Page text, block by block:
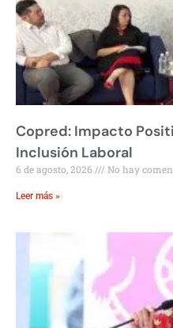
Copred: Impacto
Inclusión Laboral
6 de agosto, 2026 No hay
Leer más »